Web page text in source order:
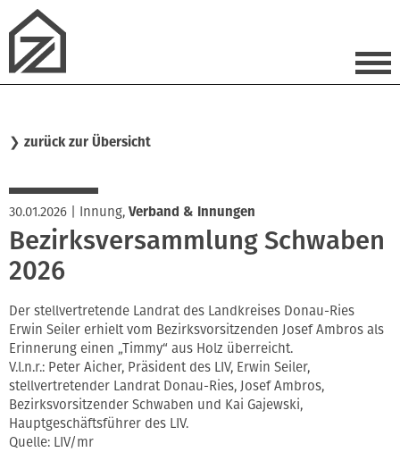
❯ zurück zur Übersicht
30.01.2026 Innung, Verband & Innungen
Bezirksversammlung Schwaben
2026
Der stellvertretende Landrat des Landkreises Donau-Ries
Erwin Seiler erhielt vom Bezirksvorsitzenden Josef Ambros als
Erinnerung einen „Timmy“ aus Holz überreicht.
V.l.n.r.: Peter Aicher, Präsident des LIV, Erwin Seiler,
stellvertretender Landrat Donau-Ries, Josef Ambros,
Bezirksvorsitzender Schwaben und Kai Gajewski,
Hauptgeschäftsführer des LIV.
Quelle: LIV/mr